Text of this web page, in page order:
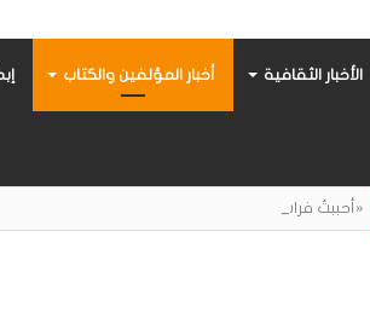
الأخبار الثقافية أخبار المؤلفين والكتاب
«أحببتُ فراشة».. رواية حديثة صادرة عن مركز الأدب